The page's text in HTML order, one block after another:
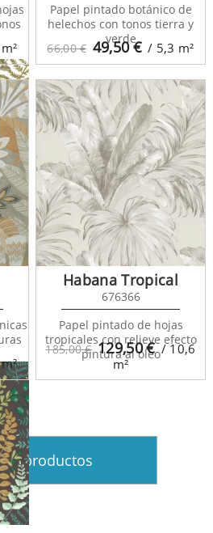
m² 66,00 € 49,50€ / 5,3 m²
Papel pintado botánico de
helechos con tonos tierra y
verde
185,00 € 129,50€ / 10,6
m²
Habana Tropical
676366
Papel pintado de hojas
tropicales con relieve efecto
pintura al óleo
productos